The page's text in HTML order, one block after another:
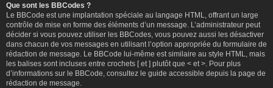
Que sont les BBCodes ?
Le BBCode est une implantation spéciale au langage HTML, offrant un large
contrôle de mise en forme des éléments d’un message. L’administrateur peut
décider si vous pouvez utiliser les BBCodes, vous pouvez aussi les désactiver
dans chacun de vos messages en utilisant l’option appropriée du formulaire de
rédaction de message. Le BBCode lui-même est similaire au style HTML, mais
les balises sont incluses entre crochets [ et ] plutôt que < et >. Pour plus
d’informations sur le BBCode, consultez le guide accessible depuis la page de
rédaction de message.